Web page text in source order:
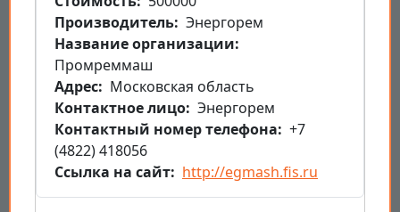
Производитель Энергорем
Название организации
Промреммаш
Aдрес
Московская область
Контактное лицо Энергорем
Контактный номер телефона
+7
(4822) 418056
Ссылка на сайт
http://egmash.fis.ru